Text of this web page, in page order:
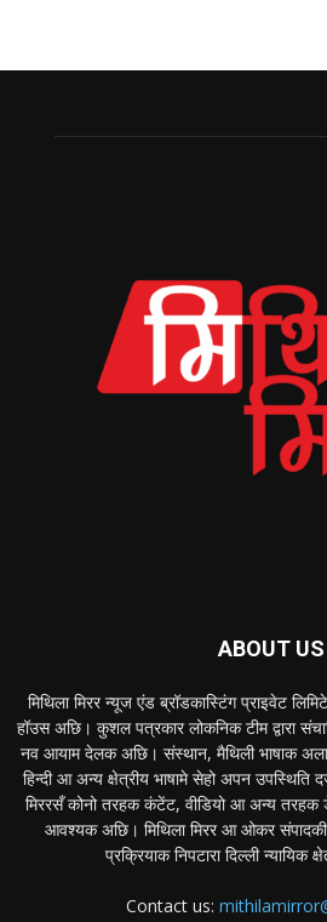
ABOUT US
मिथिला मिरर न्यूज एंड ब्रॉडकास्टिंग प्राइवेट
हॉउस अछि। कुशल पत्रकार लोकनिक टीम द्वारा
नव आयाम देलक अछि। संस्थान, मैथिली भाषाक
हिन्दी आ अन्य क्षेत्रीय भाषामे सेहो अपन उपस्थिति
मिररसँ कोनो तरहक कंटेंट, वीडियो आ अन्य तरहक
आवश्यक अछि। मिथिला मिरर आ ओकर
प्रक्रियाक निपटारा दिल्ली न्यायिक
Contact us: